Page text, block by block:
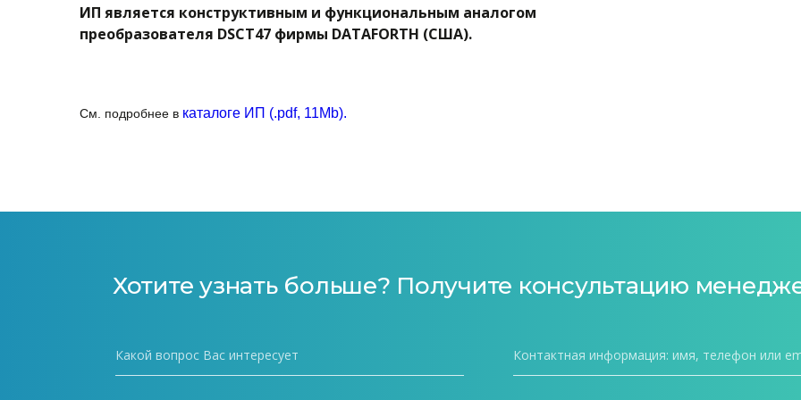
ИП является конструктивным и функциональным аналогом
преобразователя DSCT47 фирмы DATAFORTH (США).
См. подробнее в каталоге ИП (.pdf, 11Mb).
Хотите узнать больше? Получите консультацию